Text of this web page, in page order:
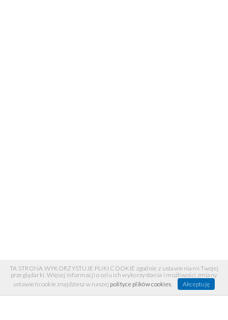
TA STRONA WYKORZYSTUJE PLIKI COOKIE zgodnie z ustawieniami Twojej
przeglądarki. Więcej informacji o celu ich wykorzystania i możliwości zmiany
ustawień cookie znajdziesz w naszej polityce plików cookies. Akceptuję